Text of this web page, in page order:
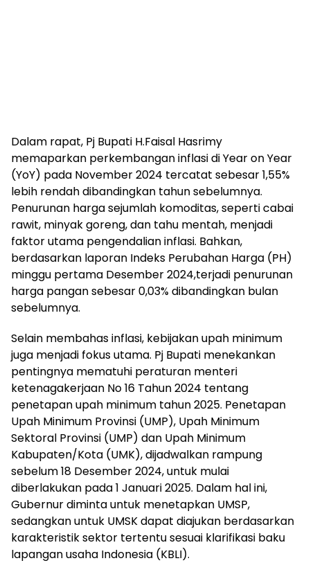
Dalam rapat, Pj Bupati H.Faisal Hasrimy
memaparkan perkembangan inflasi di Year on Year
(YoY) pada November 2024 tercatat sebesar 1,55%
lebih rendah dibandingkan tahun sebelumnya.
Penurunan harga sejumlah komoditas, seperti cabai
rawit, minyak goreng, dan tahu mentah, menjadi
faktor utama pengendalian inflasi. Bahkan,
berdasarkan laporan Indeks Perubahan Harga (PH)
minggu pertama Desember 2024,terjadi penurunan
harga pangan sebesar 0,03% dibandingkan bulan
sebelumnya.
Selain membahas inflasi, kebijakan upah minimum
juga menjadi fokus utama. Pj Bupati menekankan
pentingnya mematuhi peraturan menteri
ketenagakerjaan No 16 Tahun 2024 tentang
penetapan upah minimum tahun 2025. Penetapan
Upah Minimum Provinsi (UMP), Upah Minimum
Sektoral Provinsi (UMP) dan Upah Minimum
Kabupaten/Kota (UMK), dijadwalkan rampung
sebelum 18 Desember 2024, untuk mulai
diberlakukan pada 1 Januari 2025. Dalam hal ini,
Gubernur diminta untuk menetapkan UMSP,
sedangkan untuk UMSK dapat diajukan berdasarkan
karakteristik sektor tertentu sesuai klarifikasi baku
lapangan usaha Indonesia (KBLI).